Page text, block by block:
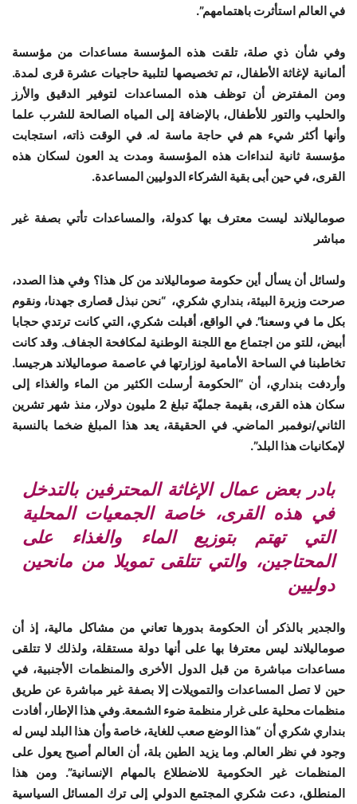
في العالم استأثرت باهتمامهم”.
وفي شأن ذي صلة، تلقت هذه المؤسسة مساعدات من مؤسسة
ألمانية لإغاثة الأطفال، تم تخصيصها لتلبية حاجيات عشرة قرى لمدة.
ومن المفترض أن توظف هذه المساعدات لتوفير الدقيق والأرز
والحليب والتور للأطفال، بالإضافة إلى المياه الصالحة للشرب علما
وأنها أكثر شيء هم في حاجة ماسة له. في الوقت ذاته، استجابت
مؤسسة ثانية لنداءات هذه المؤسسة ومدت يد العون لسكان هذه
القرى، في حين أبى بقية الشركاء الدوليين المساعدة.
صوماليلاند ليست معترف بها كدولة، والمساعدات تأتي بصفة غير
مباشر
ولسائل أن يسأل أين حكومة صوماليلاند من كل هذا؟ وفي هذا الصدد،
صرحت وزيرة البيئة، بنداري شكري، “نحن نبذل قصارى جهدنا، ونقوم
بكل ما في وسعنا”. في الواقع، أقبلت شكري، التي كانت ترتدي حجابا
أبيض، للتو من اجتماع مع اللجنة الوطنية لمكافحة الجفاف. وقد كانت
تخاطبنا في الساحة الأمامية لوزارتها في عاصمة صوماليلاند هرجيسا.
وأردفت بنداري، أن “الحكومة أرسلت الكثير من الماء والغذاء إلى
سكان هذه القرى، بقيمة جمليّة تبلغ 2 مليون دولار، منذ شهر تشرين
الثاني/نوفمبر الماضي. في الحقيقة، يعد هذا المبلغ ضخما بالنسبة
لإمكانيات هذا البلد”.
بادر بعض عمال الإغاثة المحترفين بالتدخل
في هذه القرى، خاصة الجمعيات المحلية
التي تهتم بتوزيع الماء والغذاء على
المحتاجين، والتي تتلقى تمويلا من مانحين
دوليين
والجدير بالذكر أن الحكومة بدورها تعاني من مشاكل مالية، إذ أن
صوماليلاند ليس معترفا بها على أنها دولة مستقلة، ولذلك لا تتلقى
مساعدات مباشرة من قبل الدول الأخرى والمنظمات الأجنبية، في
حين لا تصل المساعدات والتمويلات إلا بصفة غير مباشرة عن طريق
منظمات محلية على غرار منظمة ضوء الشمعة. وفي هذا الإطار، أفادت
بنداري شكري أن “هذا الوضع صعب للغاية، خاصة وأن هذا البلد ليس له
وجود في نظر العالم. وما يزيد الطين بلة، أن العالم أصبح يعول على
المنظمات غير الحكومية للاضطلاع بالمهام الإنسانية”. ومن هذا
المنطلق، دعت شكري المجتمع الدولي إلى ترك المسائل السياسية